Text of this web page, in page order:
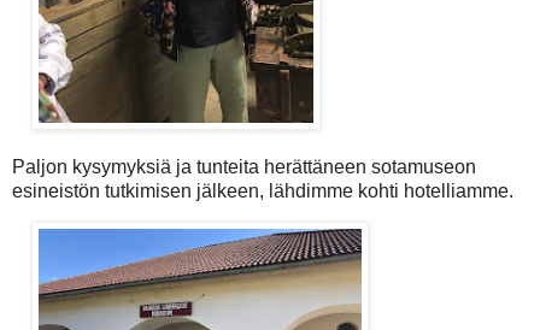
Paljon kysymyksiä ja tunteita herättäneen sotamuseon
esineistön tutkimisen jälkeen, lähdimme kohti hotelliamme.